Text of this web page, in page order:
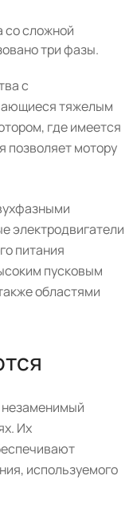
со сложной
три фазы.
с
тяжелым
где имеется
позволяет мотору
электродвигатели
питания
пусковым
областями
Их
используемого